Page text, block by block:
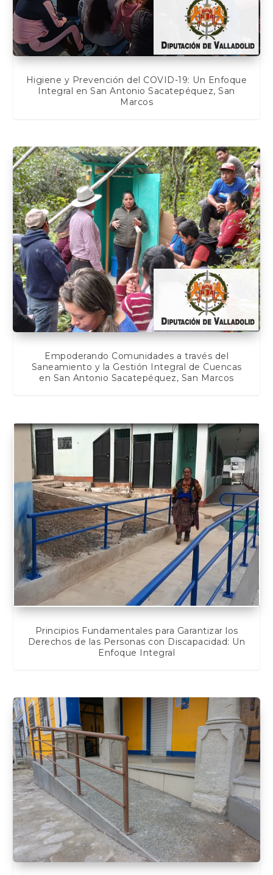
Higiene y Prevención del COVID-19: Un Enfoque
Integral en San Antonio Sacatepéquez, San
Marcos
Empoderando Comunidades a través del
Saneamiento y la Gestión Integral de Cuencas
en San Antonio Sacatepéquez, San Marcos
Principios Fundamentales para Garantizar los
Derechos de las Personas con Discapacidad: Un
Enfoque Integral